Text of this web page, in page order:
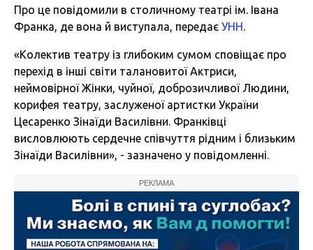
Про це повідомили в столичному театрі ім. Івана
Франка, де вона й виступала, передає УНН .
«Колектив театру із глибоким сумом сповіщає про
перехід в інші світи талановитої Актриси,
неймовірної Жінки, чуйної, доброзичливої Людини,
корифея театру, заслуженої артистки України
Цесаренко Зінаїди Василівни. Франківці
висловлюють сердечне співчуття рідним і близьким
Зінаїди Василівни», - зазначено у повідомленні.
РЕКЛАМА